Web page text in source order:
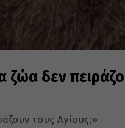
ζώα δεν
τους Αγίους;»